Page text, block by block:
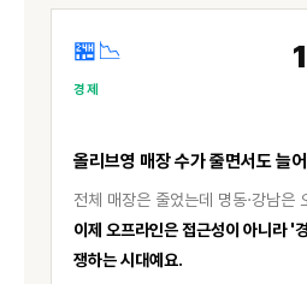
🏪📉
경제
올리브영 매장 수가 줄면서도 늘
전체 매장은 줄었는데 명동·강남은
이제 오프라인은 접근성이 아니라 '
쟁하는 시대예요.